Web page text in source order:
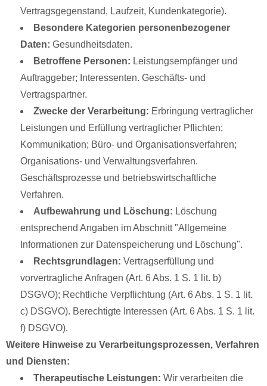
Vertragsgegenstand, Laufzeit, Kundenkategorie).
Besondere Kategorien personenbezogener
Daten: Gesundheitsdaten.
Betroffene Personen: Leistungsempfänger und
Auftraggeber; Interessenten. Geschäfts- und
Vertragspartner.
Zwecke der Verarbeitung: Erbringung vertraglicher
Leistungen und Erfüllung vertraglicher Pflichten;
Kommunikation; Büro- und Organisationsverfahren;
Organisations- und Verwaltungsverfahren.
Geschäftsprozesse und betriebswirtschaftliche
Verfahren.
Aufbewahrung und Löschung: Löschung
entsprechend Angaben im Abschnitt "Allgemeine
Informationen zur Datenspeicherung und Löschung".
Rechtsgrundlagen: Vertragserfüllung und
vorvertragliche Anfragen (Art. 6 Abs. 1 S. 1 lit. b)
DSGVO); Rechtliche Verpflichtung (Art. 6 Abs. 1 S. 1 lit.
c) DSGVO). Berechtigte Interessen (Art. 6 Abs. 1 S. 1 lit.
f) DSGVO).
Weitere Hinweise zu Verarbeitungsprozessen, Verfahren
und Diensten:
Therapeutische Leistungen: Wir verarbeiten die